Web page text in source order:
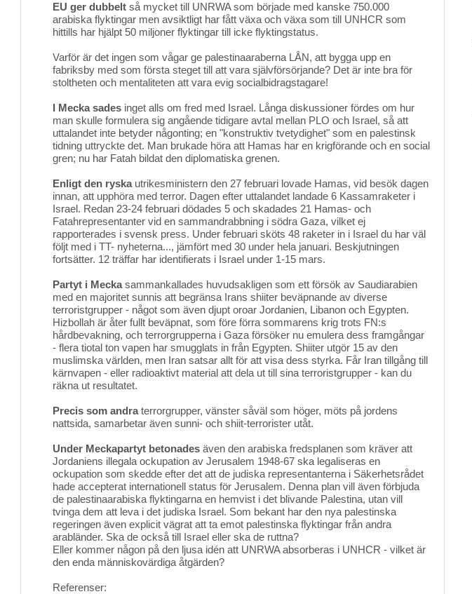
EU ger dubbelt så mycket till UNRWA som började med kanske 750.000
arabiska flyktingar men avsiktligt har fått växa och växa som till UNHCR som
hittills har hjälpt 50 miljoner flyktingar till icke flyktingstatus.
Varför är det ingen som vågar ge palestinaaraberna LÅN, att bygga upp en
fabriksby med som första steget till att vara självförsörjande? Det är inte bra för
stoltheten och mentaliteten att vara evig socialbidragstagare!
I Mecka sades inget alls om fred med Israel. Långa diskussioner fördes om hur
man skulle formulera sig angående tidigare avtal mellan PLO och Israel, så att
uttalandet inte betyder någonting; en "konstruktiv tvetydighet" som en palestinsk
tidning uttryckte det. Man brukade höra att Hamas har en krigförande och en social
gren; nu har Fatah bildat den diplomatiska grenen.
Enligt den ryskautrikesministern den 27 februari lovade Hamas, vid besök dagen
innan, att upphöra med terror. Dagen efter uttalandet landade 6 Kassamraketer i
Israel. Redan 23-24 februari dödades 5 och skadades 21 Hamas- och
Fatahrepresentanter vid en sammandrabbning i södra Gaza, vilket ej
rapporterades i svensk press. Under februari sköts 48 raketer in i Israel du har väl
följt med i TT- nyheterna..., jämfört med 30 under hela januari. Beskjutningen
fortsätter. 12 träffar har identifierats i Israel under 1-15 mars.
Partyt i Meckasammankallades huvudsakligen som ett försök av Saudiarabien
med en majoritet sunnis att begränsa Irans shiiter beväpnande av diverse
terroristgrupper - något som även djupt oroar Jordanien, Libanon och Egypten.
Hizbollah är åter fullt beväpnat, som före förra sommarens krig trots FN:s
hårdbevakning, och terrorgrupperna i Gaza försöker nu emulera dess framgångar
- flera tiotal ton vapen har smugglats in från Egypten. Shiiter utgör 15 av den
muslimska världen, men Iran satsar allt för att visa dess styrka. Får Iran tillgång till
kärnvapen - eller radioaktivt material att dela ut till sina terroristgrupper - kan du
räkna ut resultatet.
Precis som andraterrorgrupper, vänster såväl som höger, möts på jordens
nattsida, samarbetar även sunni- och shiit-terrorister utåt.
Under Meckapartyt betonades även den arabiska fredsplanen som kräver att
Jordaniens illegala ockupation av Jerusalem 1948-67 ska legaliseras en
ockupation som skedde efter det att de judiska representanterna i Säkerhetsrådet
hade accepterat internationell status för Jerusalem. Denna plan vill även förbjuda
de palestinaarabiska flyktingarna en hemvist i det blivande Palestina, utan vill
tvinga dem att leva i det judiska Israel. Som bekant har den nya palestinska
regeringen även explicit vägrat att ta emot palestinska flyktingar från andra
arabländer. Ska de också till Israel eller ska de ruttna?
Eller kommer någon på den ljusa idén att UNRWA absorberas i UNHCR - vilket är
den enda människovärdiga åtgärden?
Referenser: